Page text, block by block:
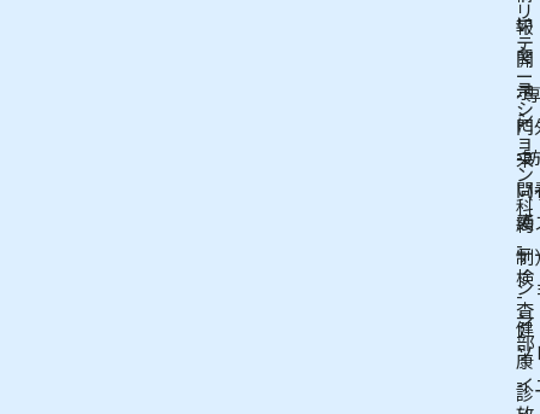
い
て
-専
門
来
（
約
制
-
健
康
診
リ
テ
ー
シ
ョ
ン
科
-
検
査
部
-
報
開
示
に
つ
い
て
ー
シ
ョ
ン
-訪
問
護
テ
シ
ソ
イ